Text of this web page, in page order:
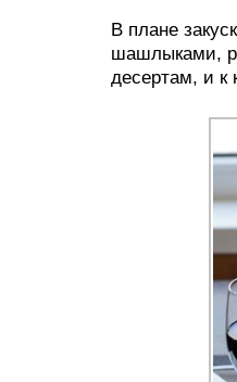
В плане
шашлыками,
десертам, и к